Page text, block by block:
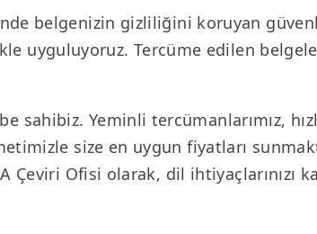
belgenizin gizliliğini koruyan
uyguluyoruz. Tercüme edilen
sahibiz. Yeminli tercümanlarımız,
size en uygun fiyatları
Ofisi olarak, dil ihtiyaçlarınızı